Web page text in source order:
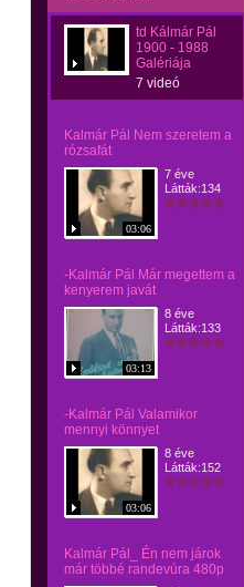
td Kálmár Pál
1900 - 1988
Galériája
7 videó
Kalmár Pál Nem szeretem a
rózsafát
03:06
7 éve
Látták:134
-Kalmár Pál Már megettem a
kenyerem javát
03:13
8 éve
Látták:133
-Kalmár Pál Valamikor
mennyi könnyet
03:06
8 éve
Látták:152
Kalmár Pál_ Én nem járok
már többé randevúra 480p